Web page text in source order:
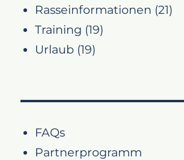
Rasseinformationen (21)
Training (19)
Urlaub (19)
FAQs
Partnerprogramm